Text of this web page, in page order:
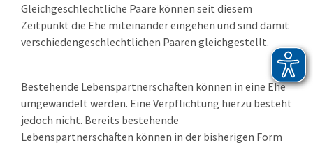
Gleichgeschlechtliche Paare können seit diesem
Zeitpunkt die Ehe miteinander eingehen und sind damit
verschiedengeschlechtlichen Paaren gleichgestellt.
Bestehende Lebenspartnerschaften können in eine Ehe
umgewandelt werden. Eine Verpflichtung hierzu besteht
jedoch nicht. Bereits bestehende
Lebenspartnerschaften können in der bisherigen Form